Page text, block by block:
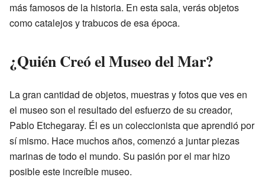
más famosos de la historia. En esta sala, verás objetos
como catalejos y trabucos de esa época.
¿Quién Creó el Museo del Mar?
La gran cantidad de objetos, muestras y fotos que ves en
el museo son el resultado del esfuerzo de su creador,
Pablo Etchegaray. Él es un coleccionista que aprendió por
sí mismo. Hace muchos años, comenzó a juntar piezas
marinas de todo el mundo. Su pasión por el mar hizo
posible este increíble museo.